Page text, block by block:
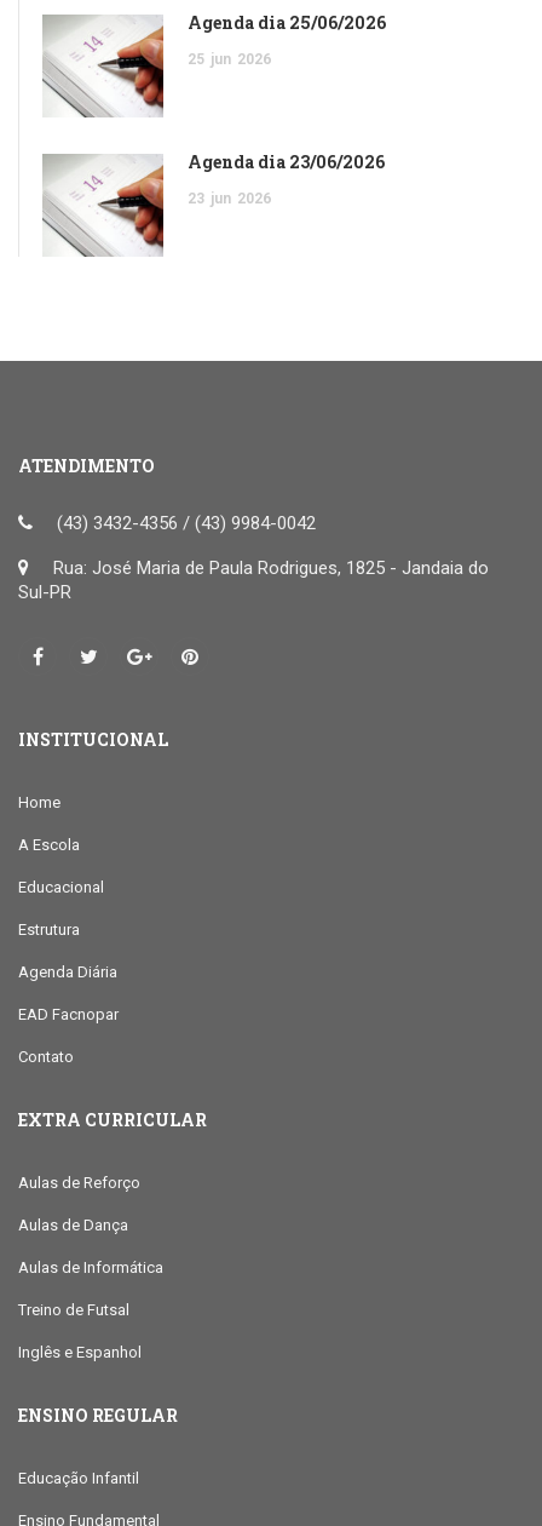
Agenda dia 25/06/2026
25 jun 2026
Agenda dia 23/06/2026
23 jun 2026
ATENDIMENTO
(43) 3432-4356 / (43) 9984-0042
Rua: José Maria de Paula Rodrigues, 1825 - Jandaia do
Sul-PR
INSTITUCIONAL
Home
A Escola
Educacional
Estrutura
Agenda Diária
EAD Facnopar
Contato
EXTRA CURRICULAR
Aulas de Reforço
Aulas de Dança
Aulas de Informática
Treino de Futsal
Inglês e Espanhol
ENSINO REGULAR
Educação Infantil
Ensino Fundamental